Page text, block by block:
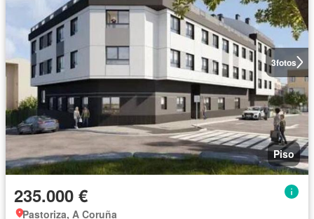
3fotos
Piso
235.000 €
Pastoriza, A Coruña